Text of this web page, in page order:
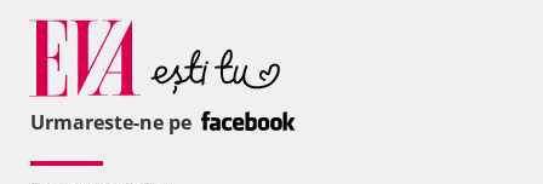
Urmareste-ne pe